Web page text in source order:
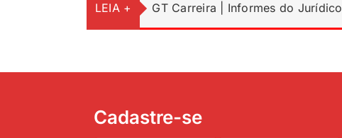
LEIA + GT Carreira | Informes do Jurídico
Cadastre-se